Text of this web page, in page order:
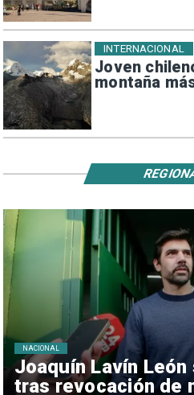
Joven
montaña
INTERNACIONAL
Joaquín Lavín
tras revocación de
NACIONAL